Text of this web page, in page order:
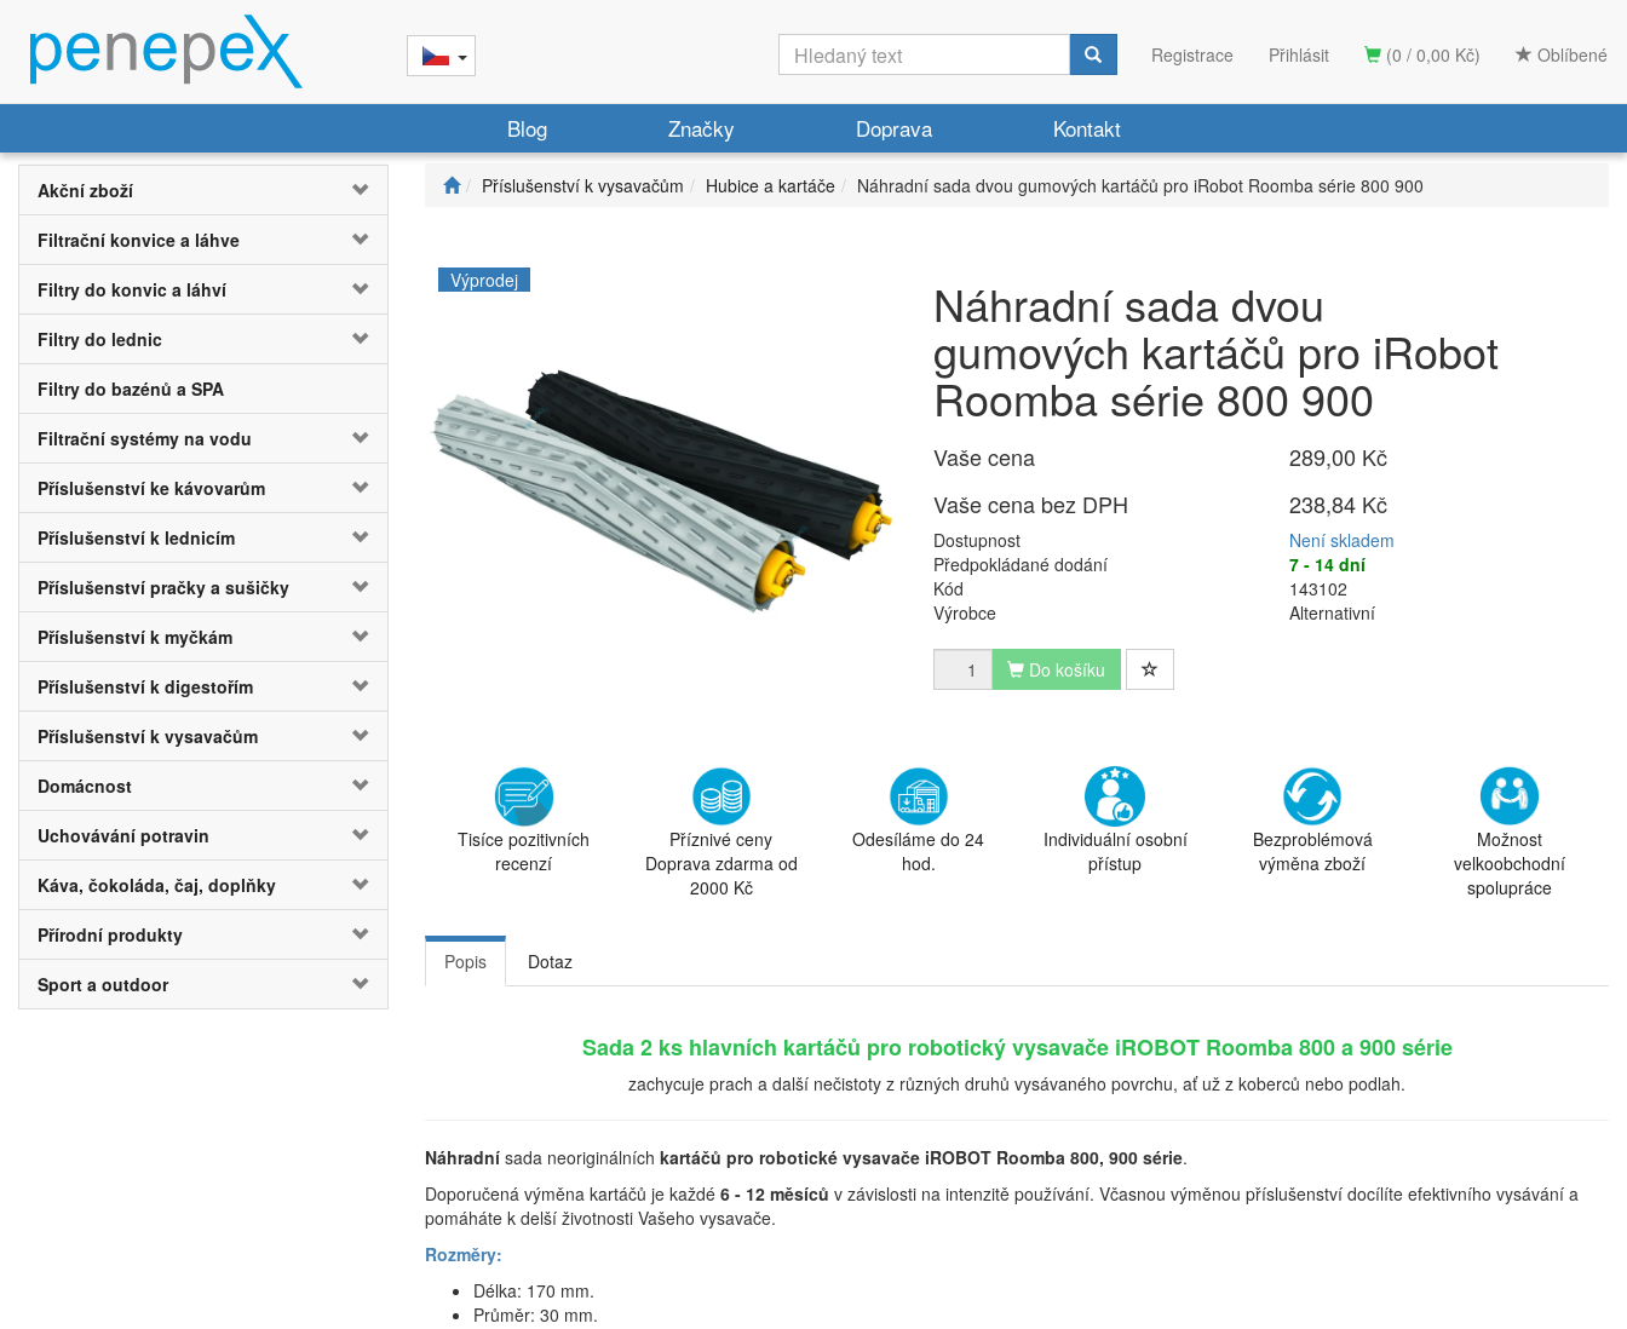
(0 / 0,00 Kč) Oblíbené
Registrace Přihlásit
Blog Značky Doprava Kontakt
Akční zboží
Filtrační konvice a láhve
Filtry do konvic a láhví
Filtry do lednic
Filtry do bazénů a SPA
Filtrační systémy na vodu
Příslušenství ke kávovarům
Příslušenství k lednicím
Příslušenství pračky a sušičky
Příslušenství k myčkám
Příslušenství k digestořím
Příslušenství k vysavačům
Domácnost
Uchovávání potravin
Káva, čokoláda, čaj, doplňky
Přírodní produkty
Sport a outdoor
Příslušenství k vysavačům Hubice a kartáče Náhradní sada dvou gumových kartáčů pro iRobot Roomba série 800 900
Výprodej Náhradní sada dvou
gumových kartáčů pro iRobot
Roomba série 800 900
Vaše cena
289,00 Kč
Vaše cena bez DPH
238,84 Kč
Dostupnost
Není skladem
Předpokládané dodání
7 - 14 dní
Kód
143102
Výrobce
Alternativní
Do košíku
Tisíce pozitivních
recenzí
Příznivé ceny
Doprava zdarma od
2000 Kč
Odesíláme do 24
hod.
Individuální osobní
přístup
Bezproblémová
výměna zboží
Možnost
velkoobchodní
spolupráce
Popis Dotaz
Sada 2 ks hlavních kartáčů pro robotický vysavače iROBOT Roomba 800 a 900 série
zachycuje prach a další nečistoty z různých druhů vysávaného povrchu, ať už z koberců nebo podlah.
Náhradní sada neoriginálních kartáčů pro robotické vysavače iROBOT Roomba 800, 900 série.
Doporučená výměna kartáčů je každé 6 - 12 měsíců v závislosti na intenzitě používání. Včasnou výměnou příslušenství docílíte efektivního vysávání a
pomáháte k delší životnosti Vašeho vysavače.
Rozměry:
Délka: 170 mm.
Průměr: 30 mm.